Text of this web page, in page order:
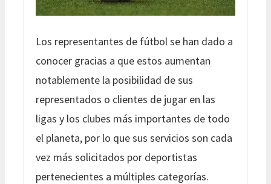
Los representantes de fútbol se han dado a
conocer gracias a que estos aumentan
notablemente la posibilidad de sus
representados o clientes de jugar en las
ligas y los clubes más importantes de todo
el planeta, por lo que sus servicios son cada
vez más solicitados por deportistas
pertenecientes a múltiples categorías.